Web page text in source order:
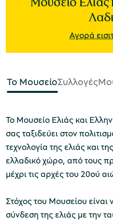
Μουσείο Ελιάς και
Λέσβου
Τσαλαπάτα
Αγορά
Το ΜουσείοΣυλλογές
Το Μουσείο Ελιάς και
σας ταξιδεύει στον
τεχνολογία της ελιάς και
ελλαδικό χώρο, από τους
μέχρι τις αρχές του 20ού
Στόχος του Μουσείου είναι
σύνδεση της ελιάς με την